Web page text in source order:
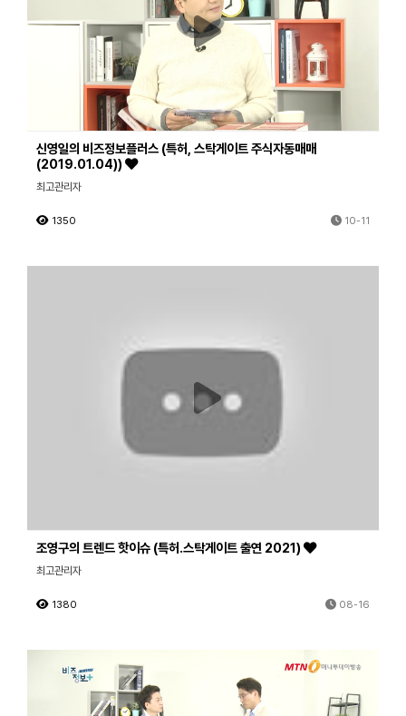
신영일의 비즈정보플러스 (특허, 스탁게이트 주식자동매매
(2019.01.04))
최고관리자
1350 10-11
조영구의 트렌드 핫이슈 (특허.스탁게이트 출연 2021)
최고관리자
1380 08-16